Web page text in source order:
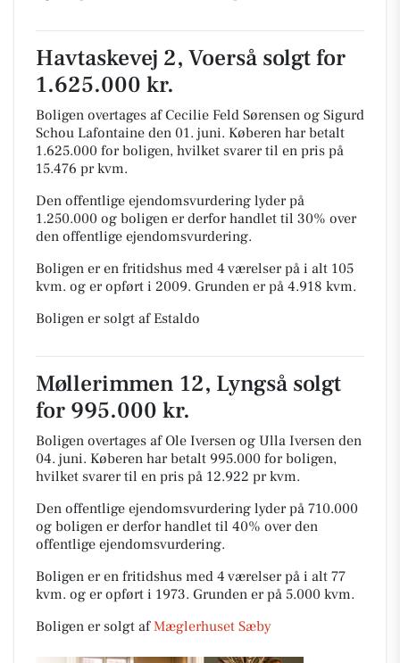
Havtaskevej 2, Voerså solgt for
1.625.000 kr.
Boligen overtages af Cecilie Feld Sørensen og Sigurd
Schou Lafontaine den 01. juni. Køberen har betalt
1.625.000 for boligen, hvilket svarer til en pris på
15.476 pr kvm.
Den offentlige ejendomsvurdering lyder på
1.250.000 og boligen er derfor handlet til 30% over
den offentlige ejendomsvurdering.
Boligen er en fritidshus med 4 værelser på i alt 105
kvm. og er opført i 2009. Grunden er på 4.918 kvm.
Boligen er solgt af Estaldo
Møllerimmen 12, Lyngså solgt
for 995.000 kr.
Boligen overtages af Ole Iversen og Ulla Iversen den
04. juni. Køberen har betalt 995.000 for boligen,
hvilket svarer til en pris på 12.922 pr kvm.
Den offentlige ejendomsvurdering lyder på 710.000
og boligen er derfor handlet til 40% over den
offentlige ejendomsvurdering.
Boligen er en fritidshus med 4 værelser på i alt 77
kvm. og er opført i 1973. Grunden er på 5.000 kvm.
Boligen er solgt afMæglerhuset Sæby